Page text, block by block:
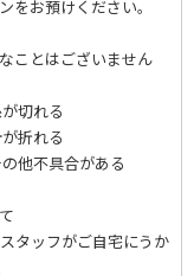
をお預けください。
ことはございません
切れる
折れる
他不具合がある
タッフがご自宅にうか